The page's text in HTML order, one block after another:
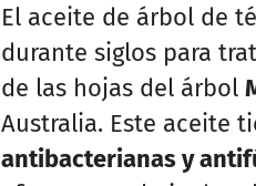
El aceite de árbol de
durante siglos para
de las hojas del árbol
Australia. Este aceite
antibacterianas y